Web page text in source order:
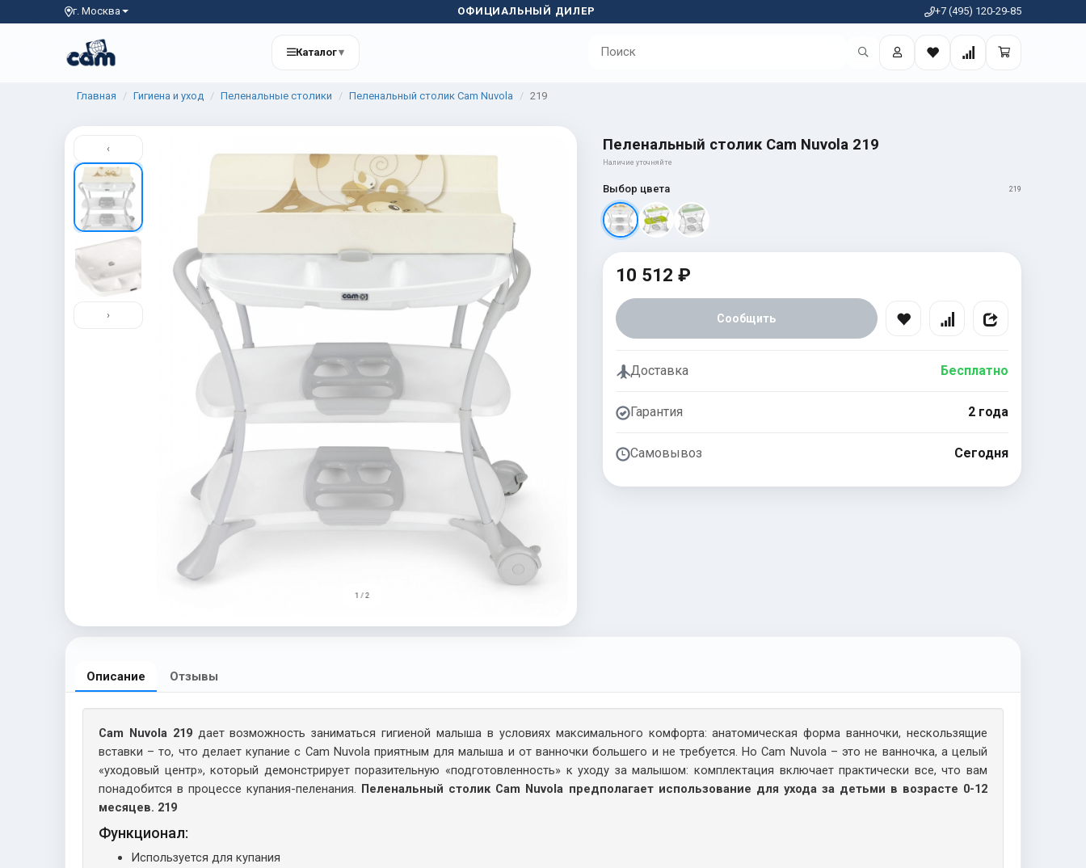
г. Москва ОФИЦИАЛЬНЫЙ ДИЛЕР +7 (495) 120-29-85
Каталог▾
Главная Гигиена и уход Пеленальные столики Пеленальный столик Cam Nuvola 219
‹
›
1 / 2
Пеленальный столик Cam Nuvola 219
Наличие уточняйте
Выбор цвета 219
10 512 ₽
Сообщить
Доставка Бесплатно
Гарантия 2 года
Самовывоз Сегодня
Описание Отзывы
Cam Nuvola 219дает возможность заниматься гигиеной малыша в условиях максимального комфорта: анатомическая форма ванночки, нескользящие
вставки – то, что делает купание с Cam Nuvola приятным для малыша и от ванночки большего и не требуется. Но Cam Nuvola – это не ванночка, а целый
«уходовый центр», который демонстрирует поразительную «подготовленность» к уходу за малышом: комплектация включает практически все, что вам
понадобится в процессе купания-пеленания. Пеленальный столик Cam Nuvola предполагает использование для ухода за детьми в возрасте 0-12
месяцев. 219
Функционал:
Используется для купания